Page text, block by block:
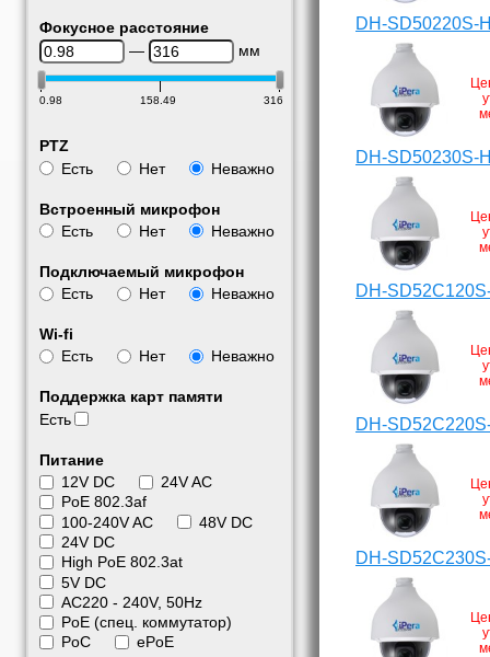
Фокусное расстояние
—
мм
0.98 158.49 316
PTZ
Есть
Нет Неважно
Встроенный микрофон
Есть
Нет Неважно
Подключаемый микрофон
Есть
Нет Неважно
Wi-fi
Есть
Нет Неважно
Поддержка карт памяти
Есть
Питание
12V DC
24V AC
PoE 802.3af
100-240V AC
48V DC
24V DC
High PoE 802.3at
5V DC
АС220 - 240V, 50Hz
PoE (спец. коммутатор)
PoC
ePoE
DH-SD50220S-
DH-SD50230S-
DH-
DH-
DH-